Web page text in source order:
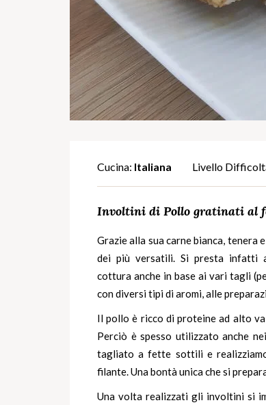
Cucina: Italiana Livello
Involtini di Pollo gratinati al
Grazie alla sua carne bianca, tenera
dei più versatili. Si presta
cottura anche in base ai vari tagli
con diversi tipi di aromi, alle
Il pollo è ricco di proteine ad alto
Perciò è spesso utilizzato anche
tagliato a fette sottili e
filante. Una bontà unica che si
Una volta realizzati gli involtini si